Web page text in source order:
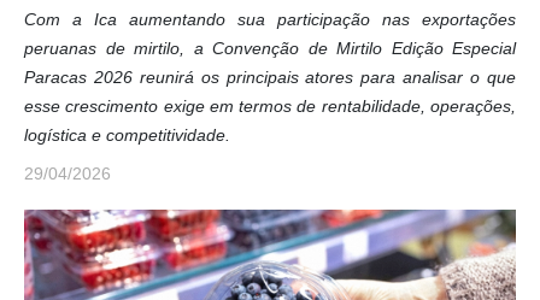
Com a Ica aumentando sua participação nas exportações
peruanas de mirtilo, a Convenção de Mirtilo Edição Especial
Paracas 2026 reunirá os principais atores para analisar o que
esse crescimento exige em termos de rentabilidade, operações,
logística e competitividade.
29/04/2026